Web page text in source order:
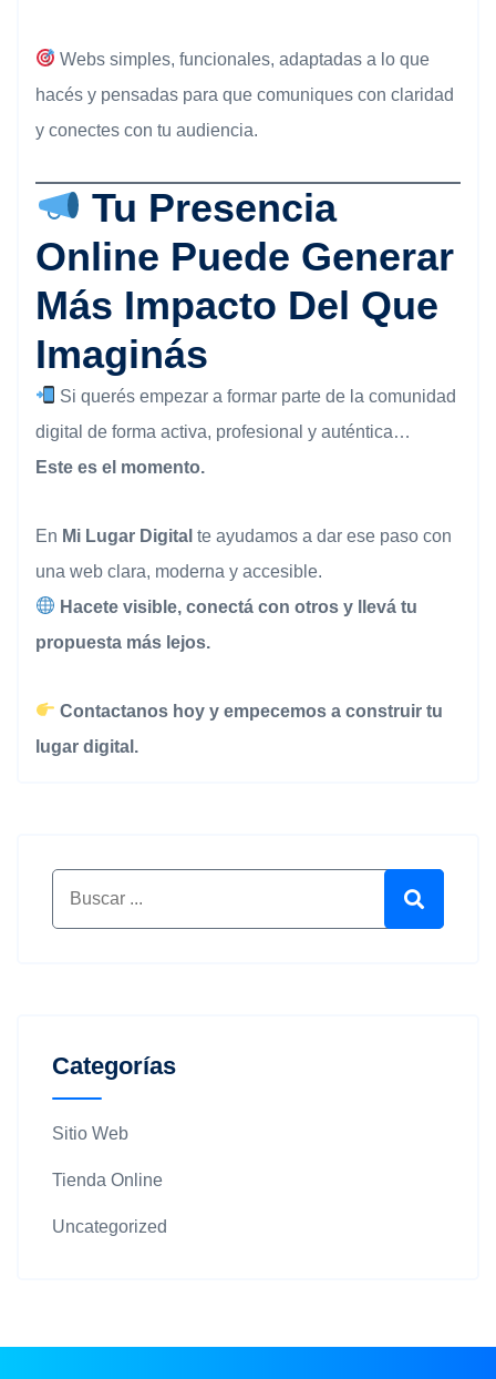
Webs simples, funcionales, adaptadas a lo que
hacés y pensadas para que comuniques con claridad
y conectes con tu audiencia.
Tu Presencia
Online Puede Generar
Más Impacto Del Que
Imaginás
Si querés empezar a formar parte de la comunidad
digital de forma activa, profesional y auténtica…
Este es el momento.
En Mi Lugar Digital te ayudamos a dar ese paso con
una web clara, moderna y accesible.
Hacete visible, conectá con otros y llevá tu
propuesta más lejos.
Contactanos hoy y empecemos a construir tu
lugar digital.
Categorías
Sitio Web
Tienda Online
Uncategorized